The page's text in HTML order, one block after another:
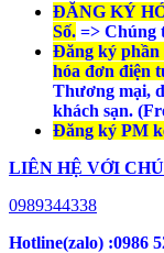
ĐĂNG KÝ
Số. => Chúng
Đăng ký phần
hóa đơn điện
Thương mại,
khách sạn.
Đăng ký PM
LIÊN HỆ VỚI
0989344338
Hotline(zalo) :0986